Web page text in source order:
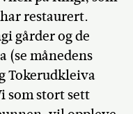
restaurert.
gårder og de
(se månedens
Tokerudkleiva
som stort sett